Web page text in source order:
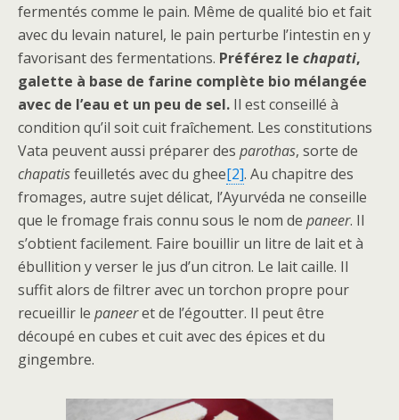
fermentés comme le pain. Même de qualité bio et fait
avec du levain naturel, le pain perturbe l’intestin en y
favorisant des fermentations. Préférez le chapati,
galette à base de farine complète bio mélangée
avec de l’eau et un peu de sel. Il est conseillé à
condition qu’il soit cuit fraîchement. Les constitutions
Vata peuvent aussi préparer des parothas, sorte de
chapatisfeuilletés avec du ghee[2]. Au chapitre des
fromages, autre sujet délicat, l’Ayurvéda ne conseille
que le fromage frais connu sous le nom de paneer. Il
s’obtient facilement. Faire bouillir un litre de lait et à
ébullition y verser le jus d’un citron. Le lait caille. Il
suffit alors de filtrer avec un torchon propre pour
recueillir le paneeret de l’égoutter. Il peut être
découpé en cubes et cuit avec des épices et du
gingembre.